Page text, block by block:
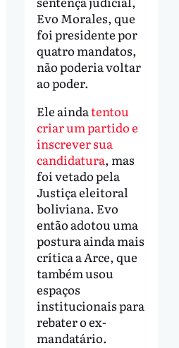
Evo Morales, que
foi presidente por
quatro mandatos,
não poderia voltar
ao poder.
Ele aindatentou
criar um partido e
inscrever sua
candidatura, mas
foi vetado pela
Justiça eleitoral
boliviana. Evo
então adotou uma
postura ainda mais
crítica a Arce, que
também usou
espaços
institucionais para
rebater o ex-
mandatário.